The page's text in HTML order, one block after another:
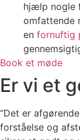
hjælp nogle
omfattende
en fornuftig
Book et møde
Er vi et
“Det er
forståelse og